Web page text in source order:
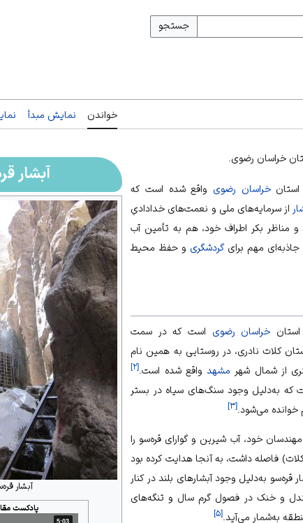
جستجو
خواندن نمایش مبدأ
آبشار
آبشار
پادکست
مدت: 5 دقیقه و 3 ثانیه
5:03
خراسان رضوی.
استانخراسان رضوی واقع شده است که
از سرمایه‌های ملی و نعمت‌های خدادادیِ
و مناظر بکر اطراف خود، هم به تأمین آب
مهم برایگردشگری و حفظ محیط
خراسان رضوی است که در سمت
از شهرستان کلات نادری، در روستایی به همین نام
مشهدواقع شده است.[۲]
که به‌دلیل وجود سنگ‌های سیاه در بستر
خوانده می‌شود.[۳]
مهندسان خود، آب شیرین و گوارای قره‌سو را
کلات) فاصله داشت، به آنجا هدایت کرده بود
قره‌سو به‌دلیل وجود آبشارهای بلند در کنار
و خنک در فصول گرم سال و تنگه‌های
به‌شمار می‌آید.[۵]